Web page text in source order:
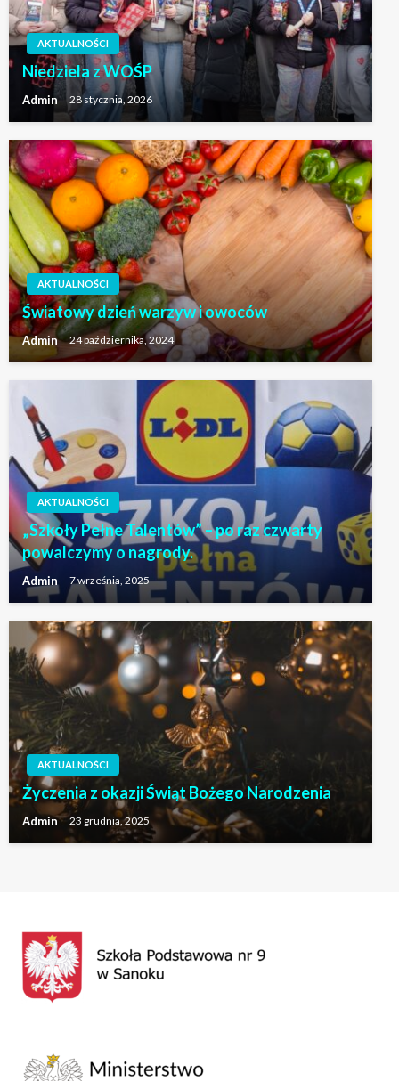
AKTUALNOŚCI
Niedziela z WOŚP
Admin 28 stycznia, 2026
AKTUALNOŚCI
Światowy dzień warzyw i owoców
Admin 24 października, 2024
AKTUALNOŚCI
„Szkoły Pełne Talentów” – po raz czwarty
powalczymy o nagrody.
Admin 7 września, 2025
AKTUALNOŚCI
Życzenia z okazji Świąt Bożego Narodzenia
Admin 23 grudnia, 2025